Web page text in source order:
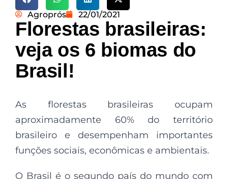
Agroprós 22/01/2021
Florestas brasileiras:
veja os 6 biomas do
Brasil!
As florestas brasileiras ocupam
aproximadamente 60% do território
brasileiro e desempenham importantes
funções sociais, econômicas e ambientais.
O Brasil é o segundo país do mundo com